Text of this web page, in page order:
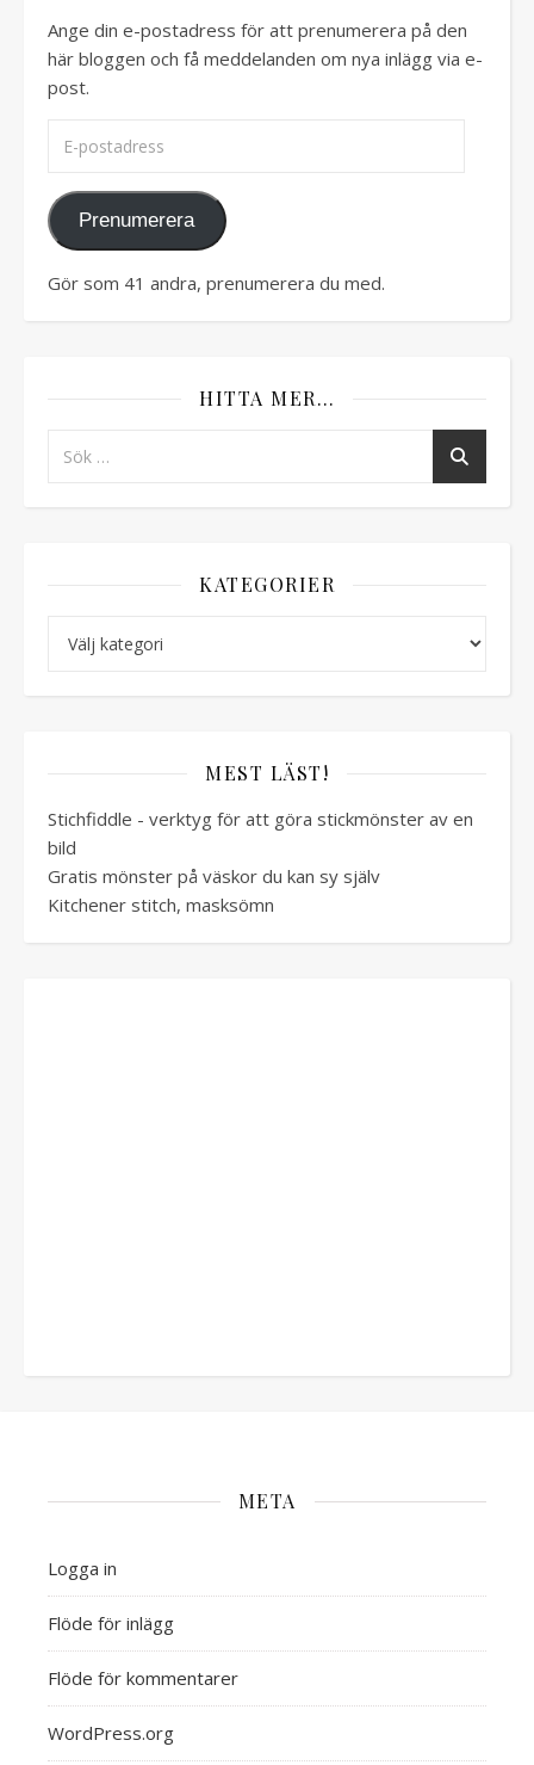
Ange din e-postadress för att prenumerera på den
här bloggen och få meddelanden om nya inlägg via e-
post.
Prenumerera
Gör som 41 andra, prenumerera du med.
HITTA MER…
KATEGORIER
MEST LÄST!
Stichfiddle - verktyg för att göra stickmönster av en
bild
Gratis mönster på väskor du kan sy själv
Kitchener stitch, masksömn
META
Logga in
Flöde för inlägg
Flöde för kommentarer
WordPress.org